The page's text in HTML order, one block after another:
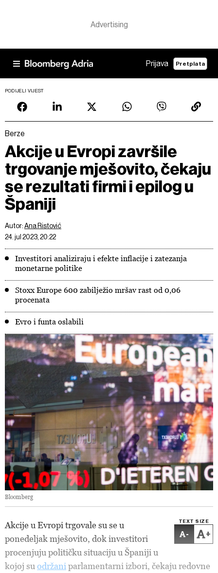
Prijava Pretplata
PODIJELI VIJEST
Berze
Akcije u Evropi završile
trgovanje mješovito, čekaju
se rezultati firmi i epilog u
Španiji
Autor:Ana Ristović
24. jul 2023, 20:22
Investitori analiziraju i efekte inflacije i zatezanja
monetarne politike
Stoxx Europe 600 zabilježio mršav rast od 0,06
procenata
Evro i funta oslabili
Bloomberg
TEXT SIZE
- +
Akcije u Evropi trgovale su se u
ponedeljak mješovito, dok investitori
procenjuju političku situaciju u Španiji u
kojoj su održani parlamentarni izbori, čekaju redovne